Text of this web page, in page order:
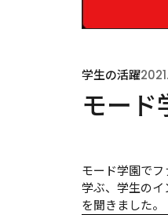
学生の活躍
モード
モード学園で
学ぶ、学生の
を聞きました。